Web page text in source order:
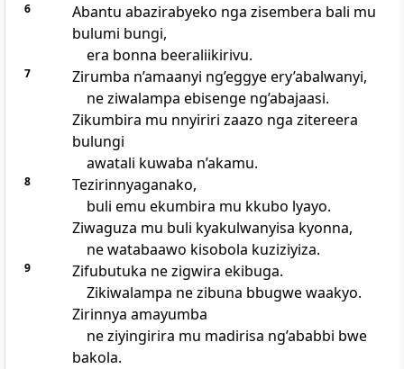
6
Abantu abazirabyeko nga zisembera bali mu
bulumi bungi,
era bonna beeraliikirivu.
7
Zirumba n’amaanyi ng’eggye ery’abalwanyi,
ne ziwalampa ebisenge ng’abajaasi.
Zikumbira mu nnyiriri zaazo nga zitereera
bulungi
awatali kuwaba n’akamu.
8
Tezirinnyaganako,
buli emu ekumbira mu kkubo lyayo.
Ziwaguza mu buli kyakulwanyisa kyonna,
ne watabaawo kisobola kuziziyiza.
9
Zifubutuka ne zigwira ekibuga.
Zikiwalampa ne zibuna bbugwe waakyo.
Zirinnya amayumba
ne ziyingirira mu madirisa ng’ababbi bwe
bakola.